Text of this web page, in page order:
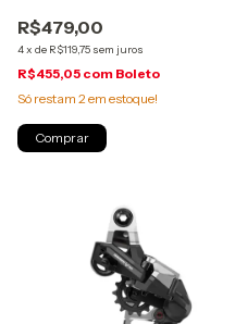
R$479,00
4x de R$119,75 sem juros
R$455,05 com Boleto
Só restam 2em estoque!